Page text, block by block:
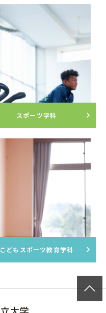
スポーツ学科
こどもスポーツ教育学科